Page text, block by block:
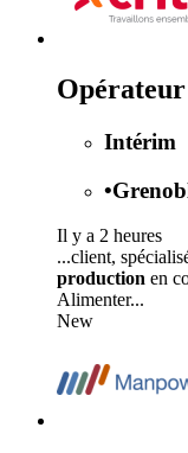
Intérim
•
Il y a 2 heures
...client,
production en
Alimenter...
New